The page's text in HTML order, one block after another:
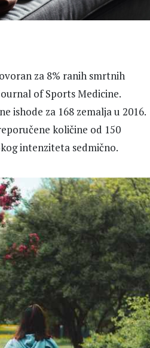
za 8% ranih smrtnih
of Sports Medicine.
ishode za 168 zemalja u 2016.
količine od 150
intenziteta sedmično.